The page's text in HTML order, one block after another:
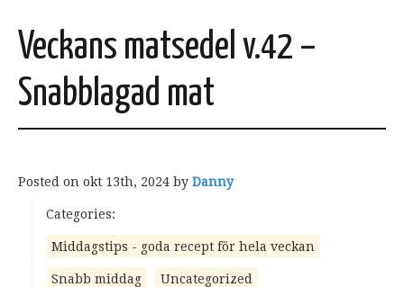
Veckans matsedel v.42 –
Snabblagad mat
Posted on okt 13th, 2024 by Danny
Categories:
Middagstips - goda recept för hela veckan
Snabb middag Uncategorized